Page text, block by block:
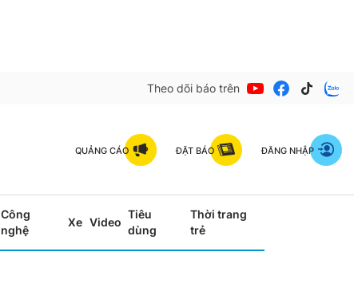
Theo dõi báo trên
QUẢNG CÁO ĐẶT BÁO ĐĂNG NHẬP
Công
nghệ
Xe Video
Tiêu
dùng
Thời trang
trẻ